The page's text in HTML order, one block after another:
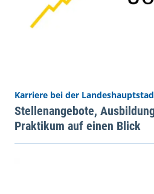
Karriere bei der
Stellenangebote,
Praktikum auf einen Blick